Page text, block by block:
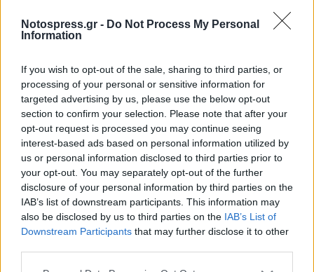
Notospress.gr - Do Not Process My Personal
Information
If you wish to opt-out of the sale, sharing to third parties, or
processing of your personal or sensitive information for
targeted advertising by us, please use the below opt-out
section to confirm your selection. Please note that after your
opt-out request is processed you may continue seeing
interest-based ads based on personal information utilized by
us or personal information disclosed to third parties prior to
your opt-out. You may separately opt-out of the further
disclosure of your personal information by third parties on the
IAB’s list of downstream participants. This information may
also be disclosed by us to third parties on the IAB’s List of
Downstream Participants that may further disclose it to other
06/08/2026 19:47